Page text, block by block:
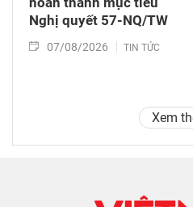
Nghị quyết 57-NQ/TW
07/08/2026 TIN TỨC
Xem